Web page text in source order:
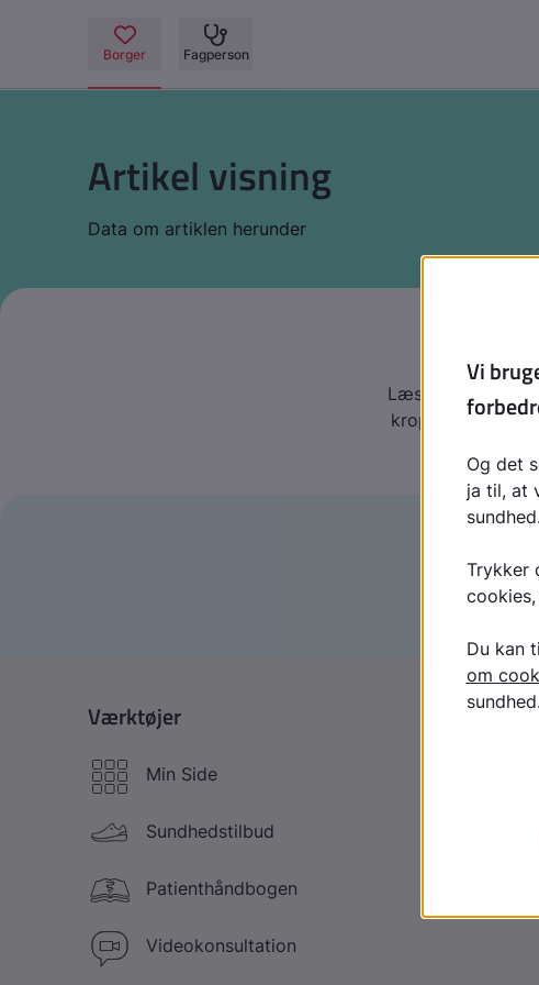
Artikel visning
Data om artiklen herunder
Det
Læs denne tekst,
krop og tanker.